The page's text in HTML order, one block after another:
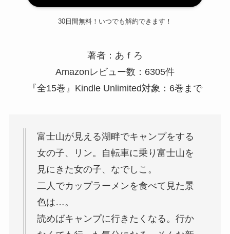
30日間無料！いつでも解約できます！
著者：あｆろ
Amazonレビュー数：6305件
『全15巻』Kindle Unlimited対象：6巻まで
富士山が見える湖畔でキャンプをする
女の子、リン。自転車に乗り富士山を
見にきた女の子、なでしこ。
二人でカップラーメンを食べて見た景
色は…。
読めばキャンプに行きたくなる。行か